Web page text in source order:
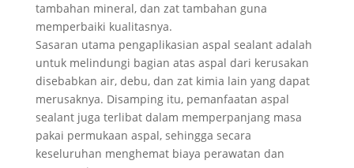
tambahan mineral, dan zat tambahan guna
memperbaiki kualitasnya.
Sasaran utama pengaplikasian aspal sealant adalah
untuk melindungi bagian atas aspal dari kerusakan
disebabkan air, debu, dan zat kimia lain yang dapat
merusaknya. Disamping itu, pemanfaatan aspal
sealant juga terlibat dalam memperpanjang masa
pakai permukaan aspal, sehingga secara
keseluruhan menghemat biaya perawatan dan